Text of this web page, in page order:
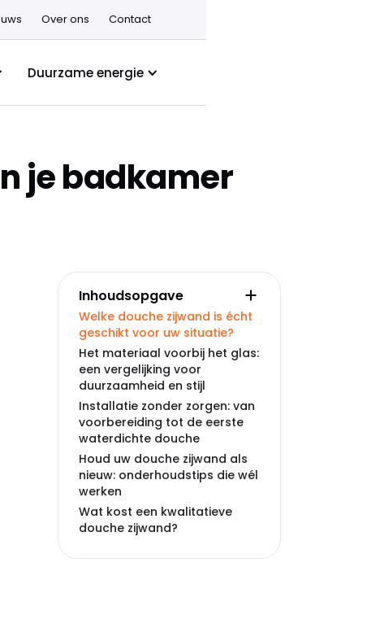
Over ons Contact
Duurzame energie
je badkamer
Inhoudsopgave
Welke douche zijwand is écht
geschikt voor uw situatie?
Het materiaal voorbij het glas:
een vergelijking voor
duurzaamheid en stijl
Installatie zonder zorgen: van
voorbereiding tot de eerste
waterdichte douche
Houd uw douche zijwand als
nieuw: onderhoudstips die wél
werken
Wat kost een kwalitatieve
douche zijwand?